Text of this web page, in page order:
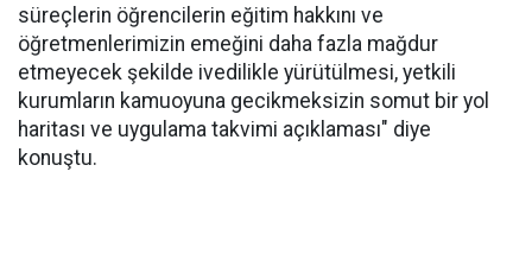
süreçlerin öğrencilerin eğitim hakkını ve
öğretmenlerimizin emeğini daha fazla mağdur
etmeyecek şekilde ivedilikle yürütülmesi, yetkili
kurumların kamuoyuna gecikmeksizin somut bir yol
haritası ve uygulama takvimi açıklaması" diye
konuştu.